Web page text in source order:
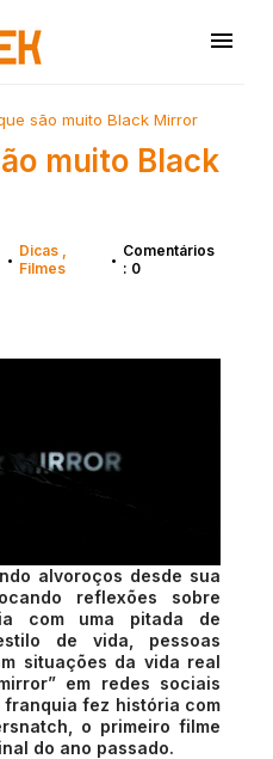
são muito Black Mirror
muito Black
• Dicas
Filmes
• Comentários
: 0
alvoroços desde sua
reflexões sobre
com uma pitada de
de vida, pessoas
situações da vida real
em redes sociais
franquia fez história com
o primeiro filme
do ano passado.